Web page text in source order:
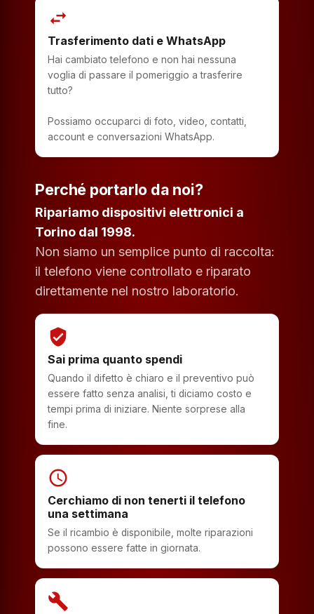
swap_horiz
Trasferimento dati e WhatsApp
Hai cambiato telefono e non hai nessuna
voglia di passare il pomeriggio a trasferire
tutto?
Possiamo occuparci di foto, video, contatti,
account e conversazioni WhatsApp.
Perché portarlo da noi?
Ripariamo dispositivi elettronici a
Torino dal 1998.
Non siamo un semplice punto di raccolta:
il telefono viene controllato e riparato
direttamente nel nostro laboratorio.
verified_user
Sai prima quanto spendi
Quando il difetto è chiaro e il preventivo può
essere fatto senza analisi, ti diciamo costo e
tempi prima di iniziare. Niente sorprese alla
fine.
schedule
Cerchiamo di non tenerti il telefono
una settimana
Se il ricambio è disponibile, molte riparazioni
possono essere fatte in giornata.
build